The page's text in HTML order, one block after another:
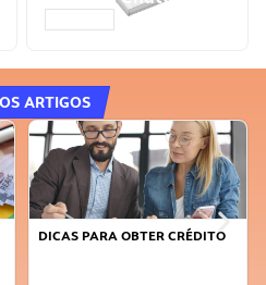
ARTIGOS
DICAS PARA OBTER CRÉDITO